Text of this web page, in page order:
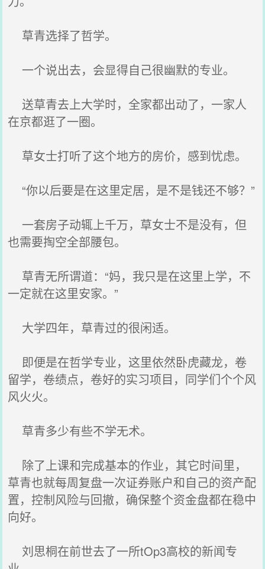
草青选择了哲学。
一个说出去，会显得自己很幽默的专业。
送草青去上大学时，全家都出动了，一家人
在京都逛了一圈。
草女士打听了这个地方的房价，感到忧虑。
“你以后要是在这里定居，是不是钱还不够？”
一套房子动辄上千万，草女士不是没有，但
也需要掏空全部腰包。
草青无所谓道：“妈，我只是在这里上学，不
一定就在这里安家。”
大学四年，草青过的很闲适。
即便是在哲学专业，这里依然卧虎藏龙，卷
留学，卷绩点，卷好的实习项目，同学们个个风
风火火。
草青多少有些不学无术。
除了上课和完成基本的作业，其它时间里，
草青也就每周复盘一次证券账户和自己的资产配
置，控制风险与回撤，确保整个资金盘都在稳中
向好。
刘思桐在前世去了一所tOp3高校的新闻专